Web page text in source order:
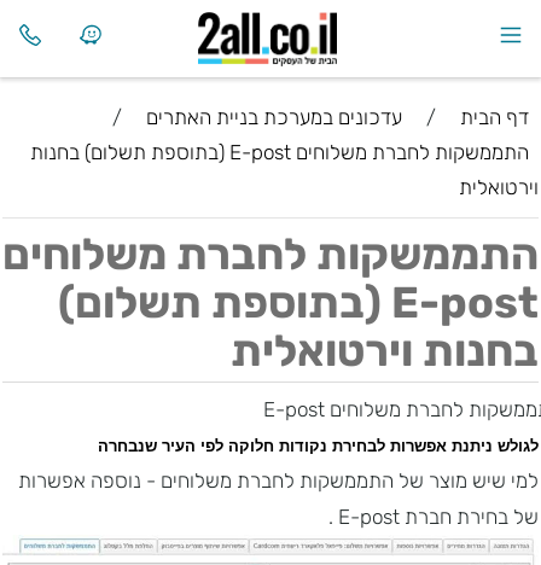
דף הבית / עדכונים במערכת בניית האתרים
/
התממשקות לחברת משלוחים E-post (בתוספת תשלום) בחנות
וירטואלית
התממשקות לחברת משלוחים
E-post (בתוספת תשלום)
בחנות וירטואלית
לחברת משלוחים E-post
לגולש ניתנת אפשרות לבחירת נקודות חלוקה לפי העיר שנבחרה
למי שיש מוצר של התממשקות לחברת משלוחים - נוספה אפשרות
של בחירת חברת E-post
.